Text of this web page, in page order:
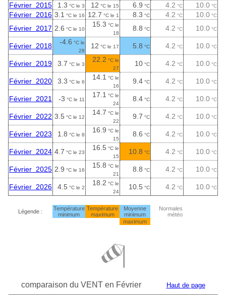
Février 2015 1.3 °C le 3 12 °C le 15 6.9 °C 4.2 °C 10.0 °C
Février 2016 3.1 °C le 16 12.7 °C le 1 8.3 °C 4.2 °C 10.0 °C
Février 2017 2.6 °C le 10
15.3 °C le
18
8.8 °C 4.2 °C 10.0 °C
Février 2018 -4.6 °C le
28
12 °C le 17 5.8 °C 4.2 °C 10.0 °C
Février 2019 3.7 °C le 3
22.2 °C le
27
10 °C 4.2 °C 10.0 °C
Février 2020 3.3 °C le 6
14.1 °C le
16
9.4 °C 4.2 °C 10.0 °C
Février 2021 -3 °C le 11
17.1 °C le
24
8.4 °C 4.2 °C 10.0 °C
Février 2022 3.5 °C le 12
14.7 °C le
22
9.7 °C 4.2 °C 10.0 °C
Février 2023 1.8 °C le 8
16.9 °C le
15
8.6 °C 4.2 °C 10.0 °C
Février 2024 4.7 °C le 23
16.5 °C le
15
10.8 °C 4.2 °C 10.0 °C
Février 2025 2.9 °C le 16
15.8 °C le
21
8.8 °C 4.2 °C 10.0 °C
Février 2026 4.5 °C le 2
18.2 °C le
24
10.5 °C 4.2 °C 10.0 °C
Légende :
Température
minimum
Température
maximum
Moyenne
minimum
Normales
météo
maximum
comparaison du VENT en Février Haut de page